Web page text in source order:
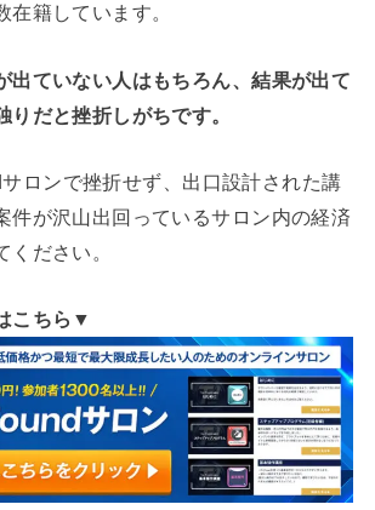
在籍しています。
出ていない人はもちろん、結果が出て
りだと挫折しがちです。
ロンで挫折せず、出口設計された講
件が沢山出回っているサロン内の経済
ください。
こちら▼